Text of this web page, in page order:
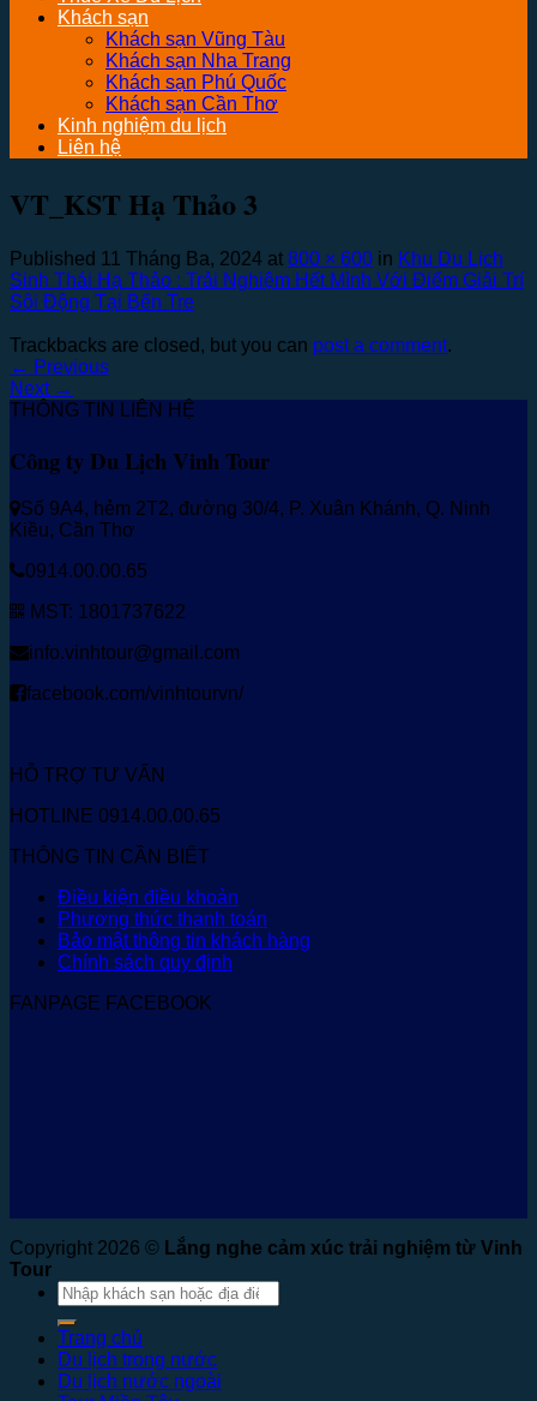
Khách sạn
Khách sạn Vũng Tàu
Khách sạn Nha Trang
Khách sạn Phú Quốc
Khách sạn Cần Thơ
Kinh nghiệm du lịch
Liên hệ
VT_KST Hạ Thảo 3
Published 11 Tháng Ba, 2024 at 800 × 600 in Khu Du Lịch
Sinh Thái Hạ Thảo : Trải Nghiệm Hết Mình Với Điểm Giải Trí
Sôi Động Tại Bến Tre
Trackbacks are closed, but you can post a comment.
← Previous
Next →
THÔNG TIN LIÊN HỆ
Công ty Du Lịch Vinh Tour
Số 9A4, hẻm 2T2, đường 30/4, P. Xuân Khánh, Q. Ninh
Kiều, Cần Thơ
0914.00.00.65
MST: 1801737622
info.vinhtour@gmail.com
facebook.com/vinhtourvn/
HỖ TRỢ TƯ VẤN
HOTLINE 0914.00.00.65
THÔNG TIN CẦN BIẾT
Điều kiện điều khoản
Phương thức thanh toán
Bảo mật thông tin khách hàng
Chính sách quy định
FANPAGE FACEBOOK
Copyright 2026 © Lắng nghe cảm xúc trải nghiệm từ Vinh
Tour
Tìm
kiếm:
Trang chủ
Du lịch trong nước
Du lịch nước ngoài